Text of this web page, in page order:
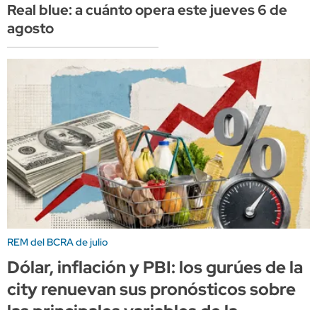
Real blue: a cuánto opera este jueves 6 de
agosto
REM del BCRA de julio
Dólar, inflación y PBI: los gurúes de la
city renuevan sus pronósticos sobre